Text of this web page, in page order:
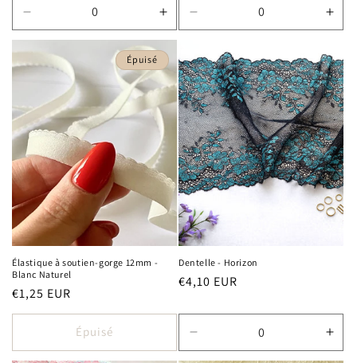
la
quantité
de
Default
Title
Augmenter
la
quantité
de
Default
Title
la
quantité
de
Default
Title
la
de
Title
Épuisé
Élastique à soutien-gorge 12mm -
Blanc Naturel
Prix
habituel
€1,25 EUR
Épuisé
Dentelle - Horizon
Prix
€4,10 EUR
la
la